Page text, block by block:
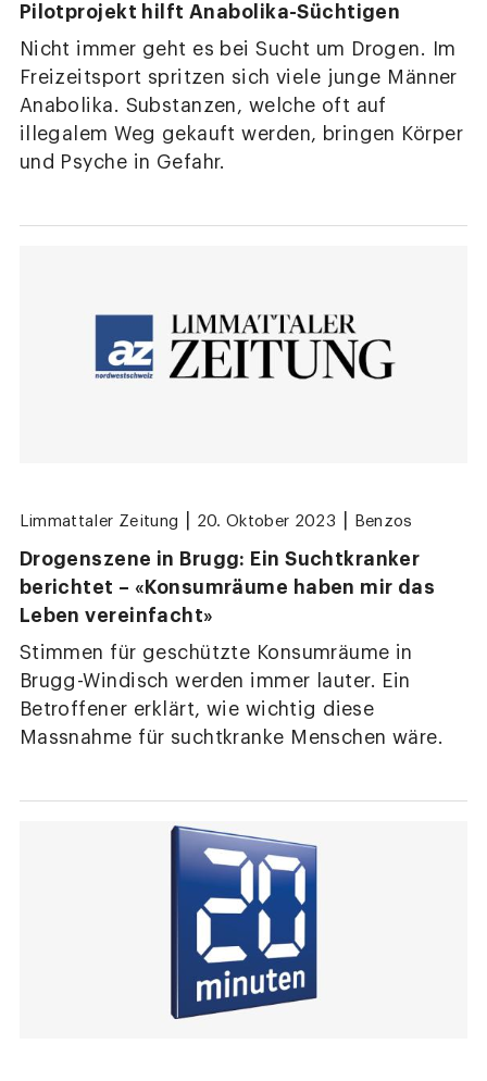
Pilotprojekt hilft Anabolika-Süchtigen
Nicht immer geht es bei Sucht um Drogen. Im
Freizeitsport spritzen sich viele junge Männer
Anabolika. Substanzen, welche oft auf
illegalem Weg gekauft werden, bringen Körper
und Psyche in Gefahr.
Limmattaler Zeitung 20. Oktober 2023 Benzos
Drogenszene in Brugg: Ein Suchtkranker
berichtet – «Konsumräume haben mir das
Leben vereinfacht»
Stimmen für geschützte Konsumräume in
Brugg-Windisch werden immer lauter. Ein
Betroffener erklärt, wie wichtig diese
Massnahme für suchtkranke Menschen wäre.